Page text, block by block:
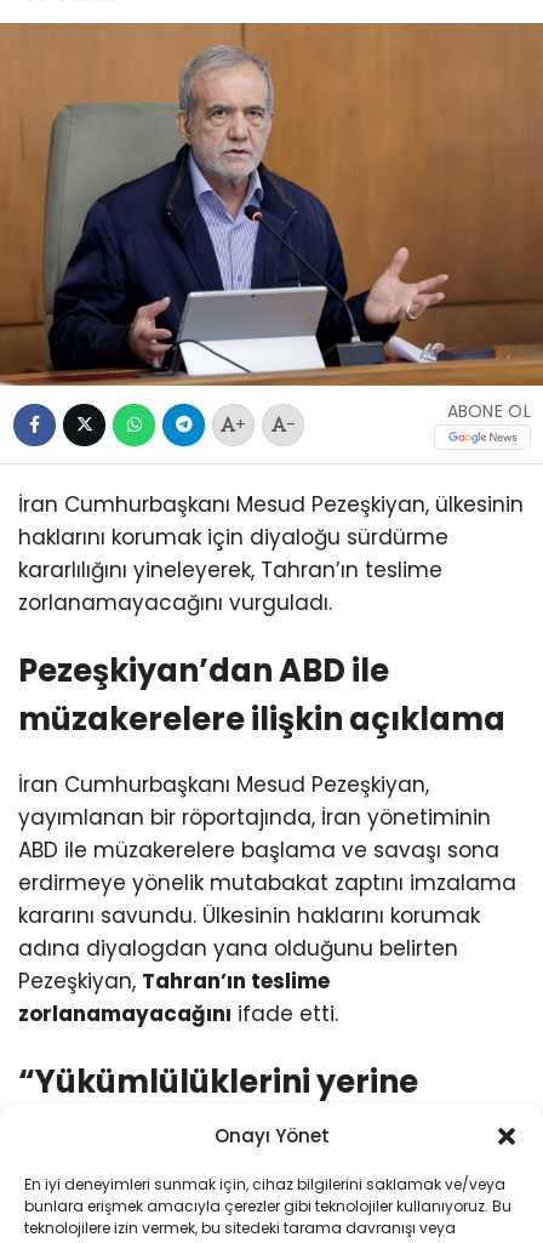
Onayı Yönet
En iyi deneyimleri sunmak için, cihaz bilgilerini saklamak ve/veya
bunlara erişmek amacıyla çerezler gibi teknolojiler kullanıyoruz. Bu
teknolojilere izin vermek, bu sitedeki tarama davranışı veya
+ -
ABONE OL
İran Cumhurbaşkanı Mesud Pezeşkiyan, ülkesinin
haklarını korumak için diyaloğu sürdürme
kararlılığını yineleyerek, Tahran’ın teslime
zorlanamayacağını vurguladı.
Pezeşkiyan’dan ABD ile
müzakerelere ilişkin açıklama
İran Cumhurbaşkanı Mesud Pezeşkiyan,
yayımlanan bir röportajında, İran yönetiminin
ABD ile müzakerelere başlama ve savaşı sona
erdirmeye yönelik mutabakat zaptını imzalama
kararını savundu. Ülkesinin haklarını korumak
adına diyalogdan yana olduğunu belirten
Pezeşkiyan, Tahran’ın teslime
zorlanamayacağını ifade etti.
“Yükümlülüklerini yerine
getirmedikleri noktada devam
etme zorunluluğumuz yoktur”